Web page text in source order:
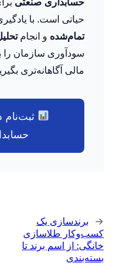
حسابداری صنعتی
حیاتی است. با
تمام‌شده و انجام
سودآوری سازمان را
مالی آگاهانه‌تری
ثبت‌نام
← برندسازی یک
کسب‌وکار طلاسازی
خانگی: از اسم برند تا
بسته‌بندی